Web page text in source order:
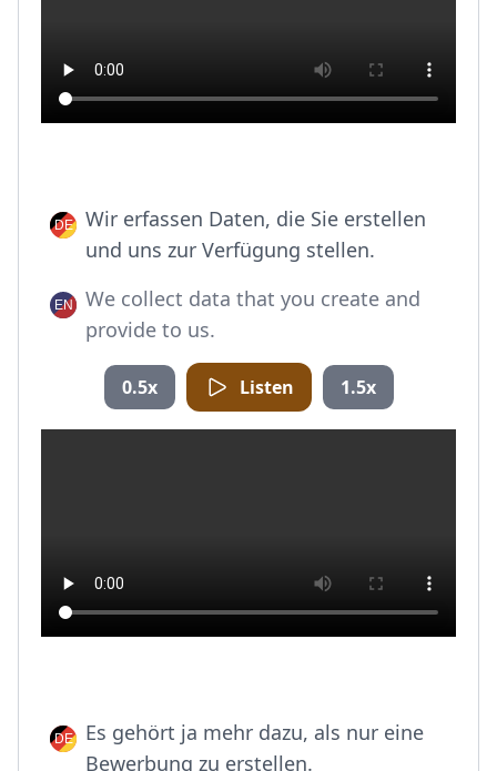
Wir erfassen Daten, die Sie erstellen
und uns zur Verfügung stellen.
We collect data that you create and
provide to us.
0.5x Listen 1.5x
Es gehört ja mehr dazu, als nur eine
Bewerbung zu erstellen.